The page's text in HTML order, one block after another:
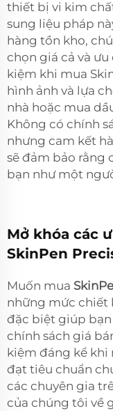
thiết bị vi kim
sung liệu pháp
hàng tồn kho,
chọn giá cả và
kiệm khi mua
hình ảnh và lựa
nhà hoặc mua
Không có chính
nhưng cam kết
sẽ đảm bảo rằng
bạn như một
Mở khóa các
SkinPen
Muốn mua
những mức chiết
đặc biệt giúp
chính sách giá
kiệm đáng kể
đạt tiêu chuẩn
các chuyên gia
của chúng tôi về